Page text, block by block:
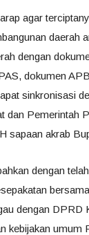
agar
daerah
dengan
dokumen
sinkronisasi
dan Pemerintah
sapaan akrab
dengan
dengan DPRD
kebijakan umum